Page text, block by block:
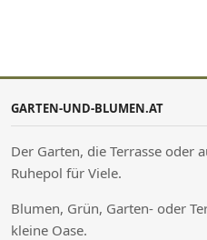
GARTEN-UND-BLUMEN.AT
Der Garten, die Terrasse oder
Ruhepol für Viele.
Blumen, Grün, Garten- oder
kleine Oase.